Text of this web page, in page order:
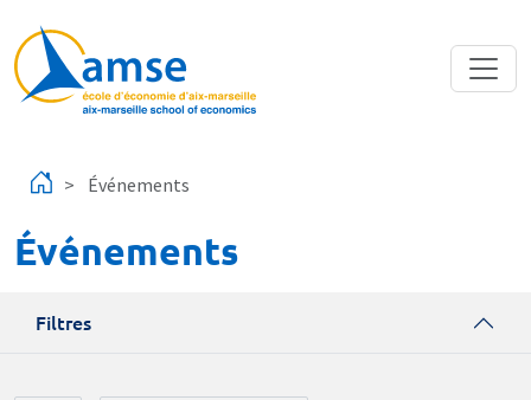
Événements
Événements
Filtres